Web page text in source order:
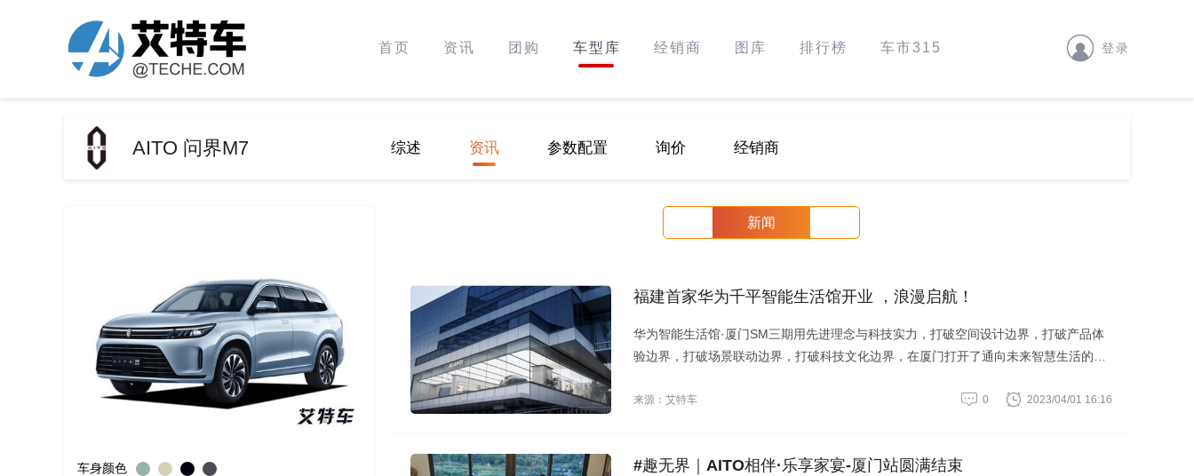
首页 资讯 团购 车型库 经销商 图库 排行榜 车市315 登录
AITO 问界M7 综述 资讯 参数配置 询价 经销商
车身颜色
新闻
福建首家华为千平智能生活馆开业 ，浪漫启航！
华为智能生活馆·厦门SM三期用先进理念与科技实力，打破空间设计边界，打破产品体
验边界，打破场景联动边界，打破科技文化边界，在厦门打开了通向未来智慧生活的大
来源：艾特车 0 2023/04/01 16:16
#趣无界｜AITO相伴·乐享家宴-厦门站圆满结束